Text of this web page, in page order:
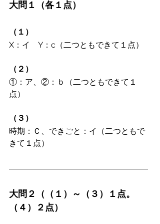
大問１（各１点）
（１）
X：イ　Y：c（二つともできて１点）
（２）
①：ア、②：ｂ（二つともできて１
点）
（３）
時期：Ｃ、できごと：イ（二つともで
きて１点）
大問２（（１）～（３）１点。
（４）２点）